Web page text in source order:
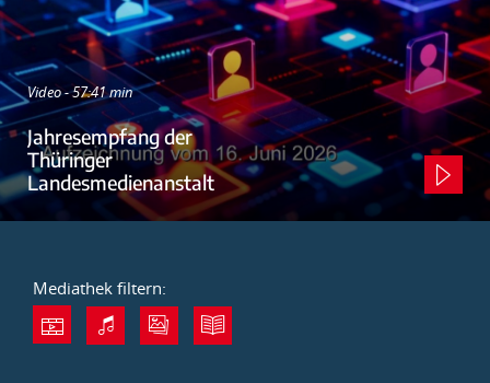
Video - 57:41 min
Jahresempfang der
Thüringer
Landesmedienanstalt
Mediathek filtern: